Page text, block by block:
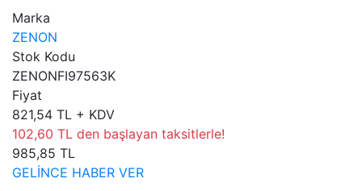
Marka
ZENON
Stok Kodu
ZENONFI97563K
Fiyat
821,54 TL + KDV
102,60 TL den başlayan taksitlerle!
985,85 TL
GELİNCE HABER VER